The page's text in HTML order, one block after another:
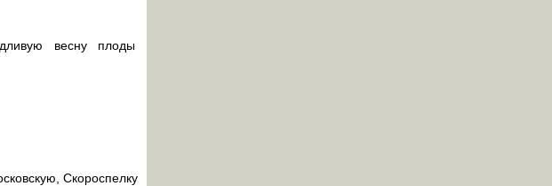
весну плоды
Скороспелку